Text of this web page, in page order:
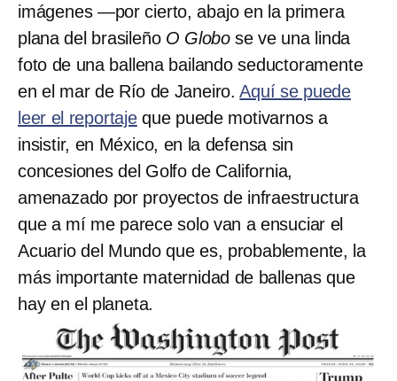
imágenes —por cierto, abajo en la primera
plana del brasileño O Globo se ve una linda
foto de una ballena bailando seductoramente
en el mar de Río de Janeiro.Aquí se puede
leer el reportajeque puede motivarnos a
insistir, en México, en la defensa sin
concesiones del Golfo de California,
amenazado por proyectos de infraestructura
que a mí me parece solo van a ensuciar el
Acuario del Mundo que es, probablemente, la
más importante maternidad de ballenas que
hay en el planeta.